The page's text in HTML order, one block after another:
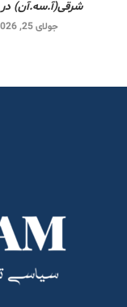
شرقی‌(آ.سه.آن) در
جولای 25, 2026